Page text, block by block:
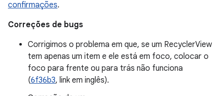
confirmações.
Correções de bugs
Corrigimos o problema em que, se um RecyclerView
tem apenas um item e ele está em foco, colocar o
foco para frente ou para trás não funciona
(6f36b3, link em inglês).